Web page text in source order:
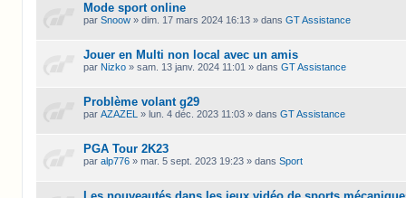
Mode sport online
parSnoow »dim. 17 mars 2024 16:13 » dansGT Assistance
Jouer en Multi non local avec un amis
par Nizko »sam. 13 janv. 2024 11:01 » dansGT Assistance
Problème volant g29
parAZAZEL » lun. 4 déc. 2023 11:03 » dansGT Assistance
PGA Tour 2K23
paralp776 »mar. 5 sept. 2023 19:23 » dansSport